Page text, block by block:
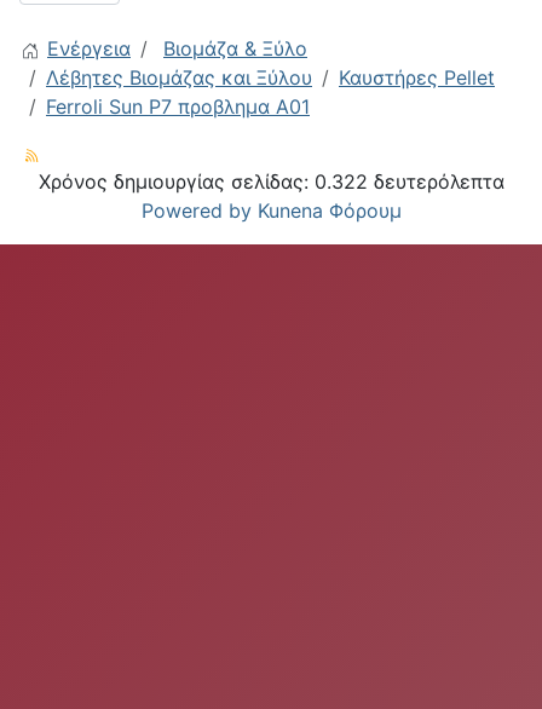
Ενέργεια
Βιομάζα & Ξύλο
Λέβητες Βιομάζας και Ξύλου
Καυστήρες Pellet
Ferroli Sun P7 προβλημα Α01
Χρόνος δημιουργίας σελίδας: 0.322 δευτερόλεπτα
Powered by Kunena Φόρουμ